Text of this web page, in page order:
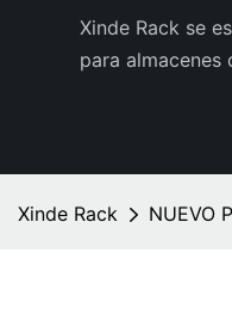
Xinde Rack se
para almacenes
Xinde Rack NUEVO